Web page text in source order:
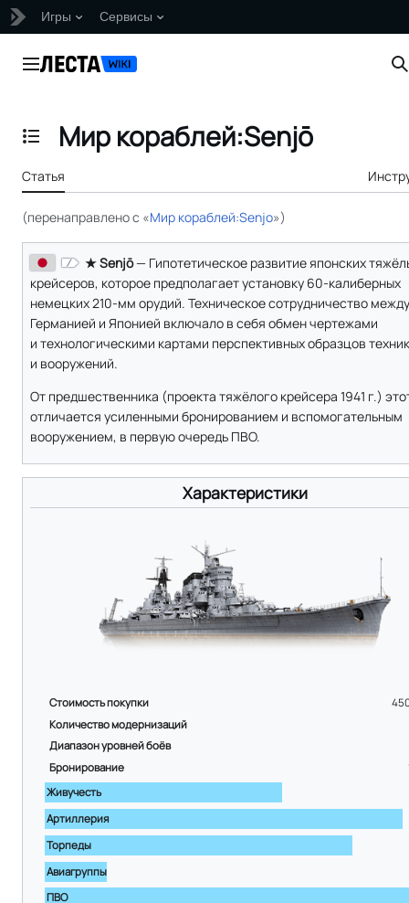
Игры Сервисы
Главное меню
Отобразить/Скрыть содержание
Мир кораблей:Senjō
Статья
(перенаправлено с «Мир кораблей:Senjo»)
★ Senjō— Гипотетическое развитие японских
крейсеров, которое предполагает установку 60-калиберных
немецких 210-мм орудий. Техническое сотрудничество между
Германией и Японией включало в себя обмен чертежами
и технологическими картами перспективных образцов
и вооружений.
От предшественника (проекта тяжёлого крейсера 1941 г.)
отличается усиленными бронированием и вспомогательным
вооружением, в первую очередь ПВО.
Характеристики
Стоимость покупки
Количество модернизаций
Диапазон уровней боёв
Бронирование
Живучесть
Артиллерия
Торпеды
Авиагруппы
ПВО